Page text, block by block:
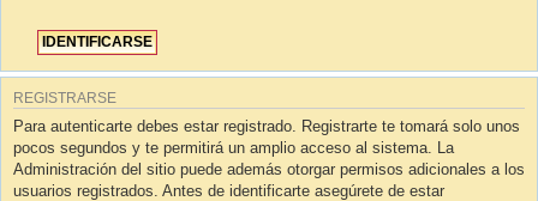
REGISTRARSE
Para autenticarte debes estar registrado. Registrarte te tomará solo unos
pocos segundos y te permitirá un amplio acceso al sistema. La
Administración del sitio puede además otorgar permisos adicionales a los
usuarios registrados. Antes de identificarte asegúrete de estar